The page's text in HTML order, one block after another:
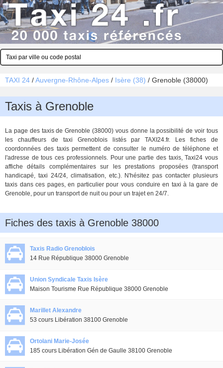
TAXI 24 /Auvergne-Rhône-Alpes / Isère (38) / Grenoble (38000)
Taxis à Grenoble
La page des taxis de Grenoble (38000) vous donne la possibilité de voir tous
les chauffeurs de taxi Grenoblois listés par TAXI24.fr. Les fiches de
coordonnées des taxis permettent de consulter le numéro de téléphone et
l'adresse de tous ces professionnels. Pour une partie des taxis, Taxi24 vous
affiche détails complémentaires sur les prestations proposées (transport
handicapé, taxi 24/24, climatisation, etc.). N'hésitez pas contacter plusieurs
taxis dans ces pages, en particulier pour vous conduire en taxi à la gare de
Grenoble, pour un transport de nuit ou pour un trajet en 24/7.
Fiches des taxis à Grenoble 38000
Taxis Radio Grenoblois
14 Rue République 38000 Grenoble
Union Syndicale Taxis Isère
Maison Tourisme Rue République 38000 Grenoble
Marillet Alexandre
53 cours Libération 38100 Grenoble
Ortolani Marie-Josée
185 cours Libération Gén de Gaulle 38100 Grenoble